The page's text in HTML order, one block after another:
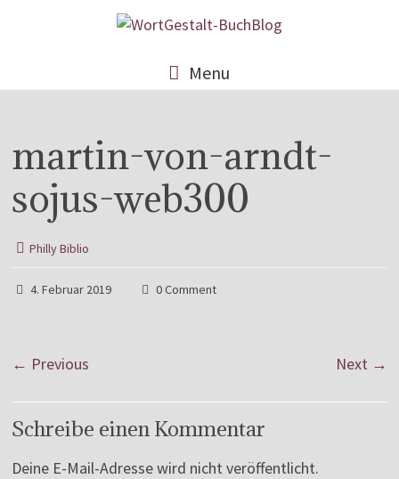
Menu
martin-von-arndt-
sojus-web300
Philly Biblio
4. Februar 2019 0 Comment
← Previous Next →
Schreibe einen Kommentar
Deine E-Mail-Adresse wird nicht veröffentlicht.